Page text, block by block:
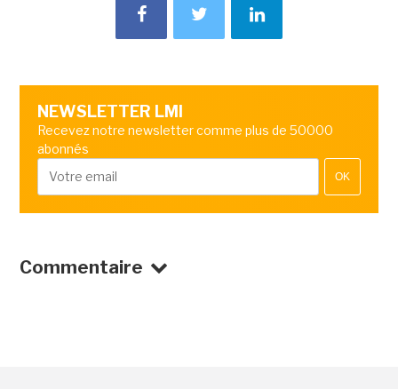
NEWSLETTER LMI
Recevez notre newsletter comme plus de 50000
abonnés
OK
Commentaire